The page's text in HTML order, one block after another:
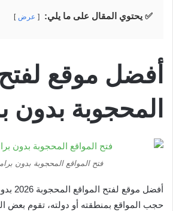
✅ يحتوي المقال على ما يلي: عرض
أفضل موقع
المحجوبة بدون
فتح المواقع المحجوبة بدون برامج
أفضل
حجب المواقع بمنطقته أو دولته، تقوم بعض